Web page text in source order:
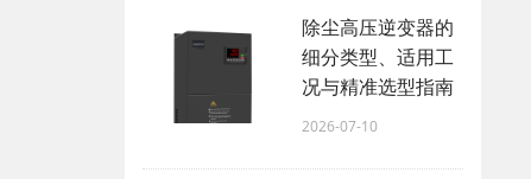
除尘高压逆变器的
细分类型、适用工
况与精准选型指南
2026-07-10